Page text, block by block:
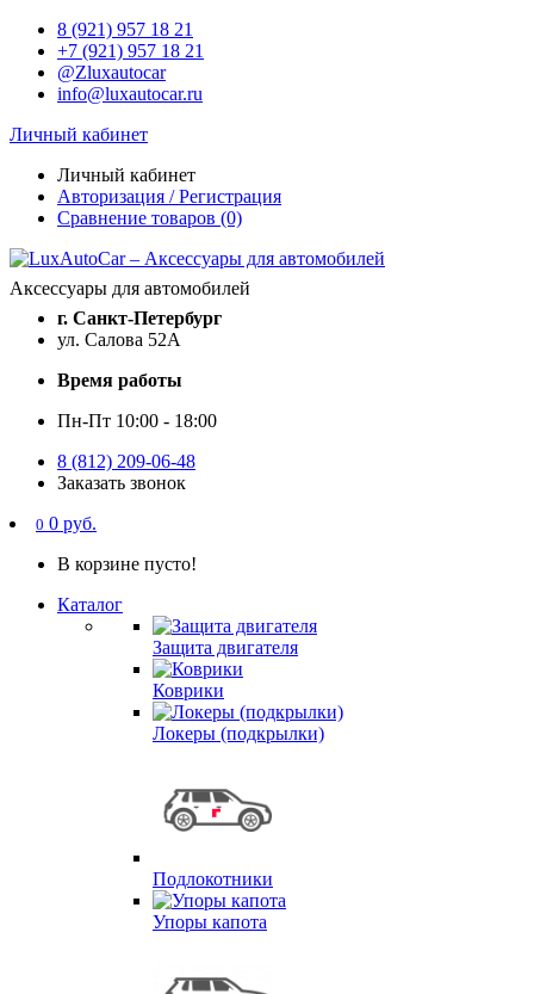
8 (921) 957 18 21
+7 (921) 957 18 21
@Zluxautocar
info@luxautocar.ru
Личный кабинет
Личный кабинет
Авторизация / Регистрация
Сравнение товаров (0)
Аксессуары для автомобилей
г. Санкт-Петербург
ул. Салова 52А
Время работы
Пн-Пт 10:00 - 18:00
8 (812) 209-06-48
Заказать звонок
0 0 руб.
В корзине пусто!
Каталог
Защита двигателя
Коврики
Локеры (подкрылки)
Подлокотники
Упоры капота